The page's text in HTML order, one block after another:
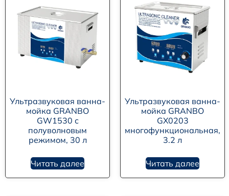
Ультразвуковая ванна-
мойка GRANBO
GW1530 с
полуволновым
режимом, 30 л
Читать далее
Ультразвуковая ванна-
мойка GRANBO
GX0203
многофункциональная,
3.2 л
Читать далее